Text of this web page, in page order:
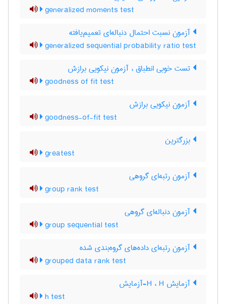
generalized moments test
آزمون نسبت احتمال دنباله‌ای تعمیم‌یافته
generalized sequential probability ratio test
تست خوبی انطباق ، آزمون نیکویی برازش
goodness of fit test
آزمون نیکویی برازش
goodness-of-fit test
بزرگترین
greatest
آزمون رتبه‌ای گروهی
group rank test
آزمون دنباله‌ای گروهی
group sequential test
آزمون رتبه‌ای داده‌های گروه‌بندی شده
grouped data rank test
آزمایش H ، H-آزمایش
h test